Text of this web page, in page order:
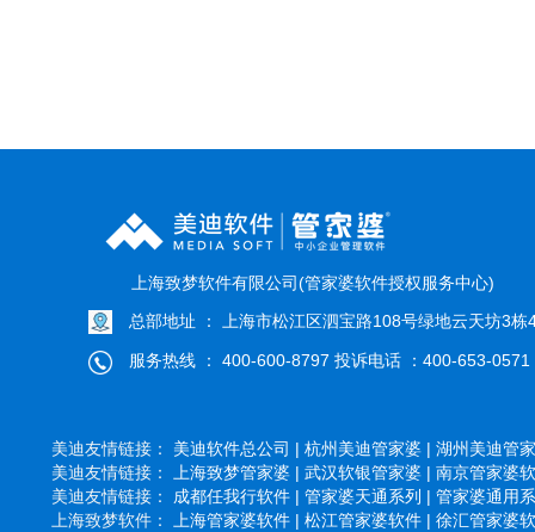
上海致梦软件有限公司(管家婆软件授权服务中心)
总部地址 ： 上海市松江区泗宝路108号绿地云天坊3栋
服务热线 ： 400-600-8797 投诉电话 ：400-653-0571
美迪友情链接： 美迪软件总公司 | 杭州美迪管家婆 | 湖州美迪管
美迪友情链接：
上海致梦管家婆 | 武汉软银管家婆 | 南京管家婆
美迪友情链接： 成都任我行软件 | 管家婆天通系列 | 管家婆通用
上海致梦软件：
上海管家婆软件 | 松江管家婆软件 | 徐汇管家婆